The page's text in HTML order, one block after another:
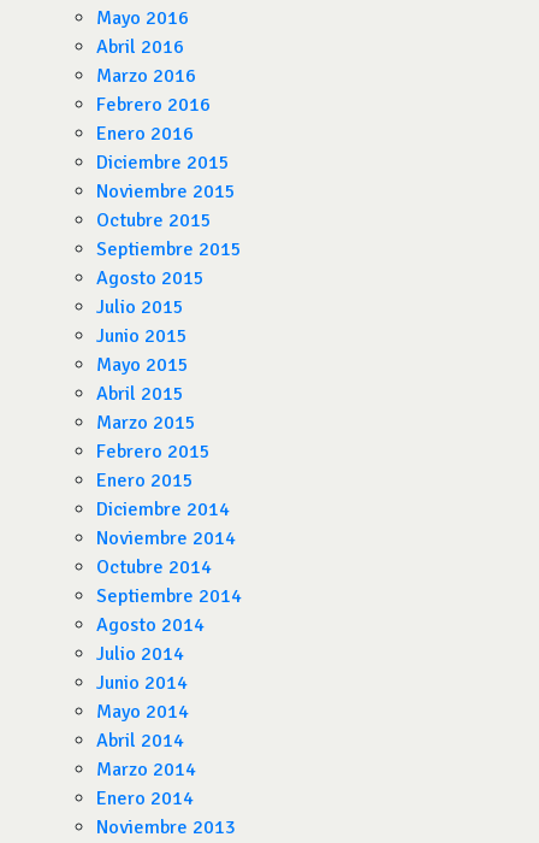
Mayo 2016
Abril 2016
Marzo 2016
Febrero 2016
Enero 2016
Diciembre 2015
Noviembre 2015
Octubre 2015
Septiembre 2015
Agosto 2015
Julio 2015
Junio 2015
Mayo 2015
Abril 2015
Marzo 2015
Febrero 2015
Enero 2015
Diciembre 2014
Noviembre 2014
Octubre 2014
Septiembre 2014
Agosto 2014
Julio 2014
Junio 2014
Mayo 2014
Abril 2014
Marzo 2014
Enero 2014
Noviembre 2013